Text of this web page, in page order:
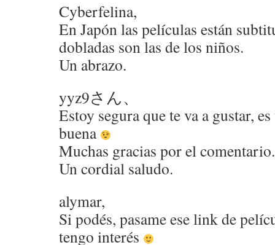
Cyberfelina,
En Japón las películas están
dobladas son las de los niños.
Un abrazo.
yyz9さん、
Estoy segura que te va a gustar,
buena
Muchas gracias por el comentario.
Un cordial saludo.
alymar,
Si podés, pasame ese link de
tengo interés